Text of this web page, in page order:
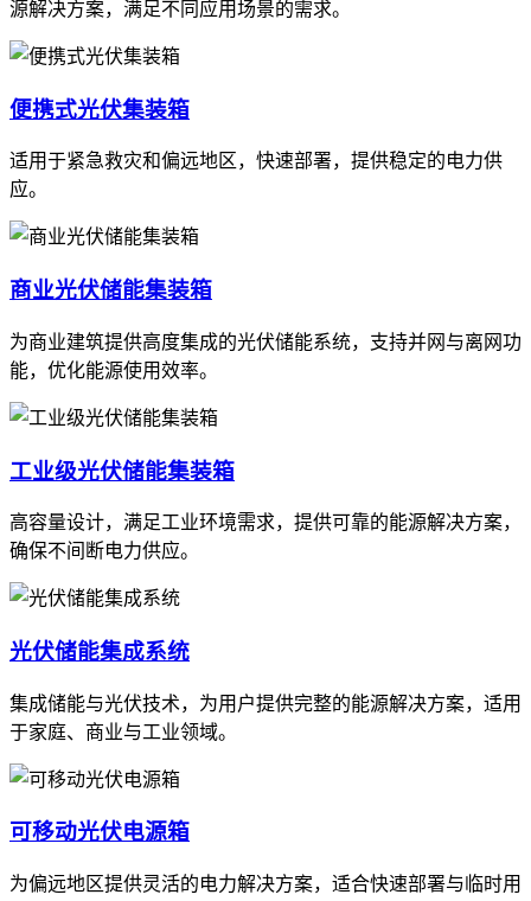
源解决方案，满足不同应用场景的需求。
便携式光伏集装箱
适用于紧急救灾和偏远地区，快速部署，提供稳定的电力供
应。
商业光伏储能集装箱
为商业建筑提供高度集成的光伏储能系统，支持并网与离网功
能，优化能源使用效率。
工业级光伏储能集装箱
高容量设计，满足工业环境需求，提供可靠的能源解决方案，
确保不间断电力供应。
光伏储能集成系统
集成储能与光伏技术，为用户提供完整的能源解决方案，适用
于家庭、商业与工业领域。
可移动光伏电源箱
为偏远地区提供灵活的电力解决方案，适合快速部署与临时用